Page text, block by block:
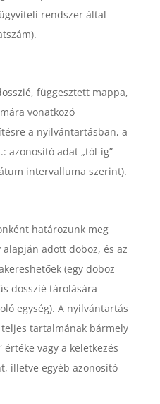
rendszer által
függesztett mappa,
vonatkozó
a nyilvántartásban, a
azonosító adat „tól-ig”
intervalluma szerint).
határozunk meg
adott doboz, és az
(egy doboz
dosszié tárolására
egység). A nyilvántartás
tartalmának bármely
vagy a keletkezés
illetve egyéb azonosító